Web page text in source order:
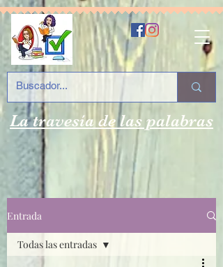
La travesía de las palabras
Entrada
Todas las entradas